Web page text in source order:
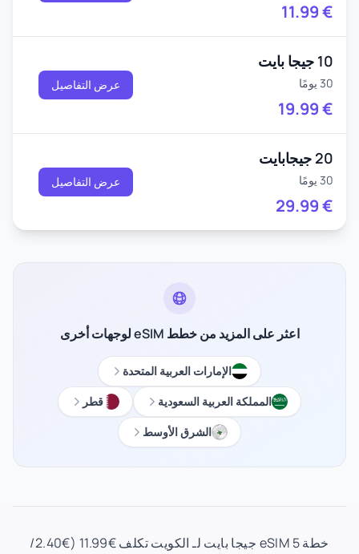
11.99€
10 جيجا بايت
30 يومًا
19.99€
عرض التفاصيل
20 جيجابايت
30 يومًا
29.99€
عرض التفاصيل
اعثر على المزيد من خطط eSIM لوجهات أخرى
الإمارات العربية المتحدة
المملكة العربية السعودية
قطر
الشرق الأوسط
خطة eSIM 5 جيجا بايت لـ الكويت تكلف €11.99 (€2.40/